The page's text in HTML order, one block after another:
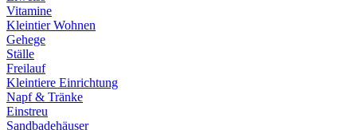
Vitamine
Kleintier Wohnen
Gehege
Ställe
Freilauf
Kleintiere Einrichtung
Napf & Tränke
Einstreu
Sandbadehäuser